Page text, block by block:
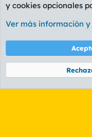
Foro Política
Cookies
PL
Términos
Community platform by
y cookies opcionales
Ver más información